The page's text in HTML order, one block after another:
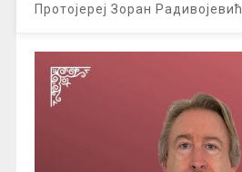
Протојереј Зоран Радивојевић